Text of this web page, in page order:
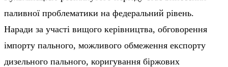
паливної проблематики на федеральний рівень.
Наради за участі вищого керівництва, обговорення
імпорту пального, можливого обмеження експорту
дизельного пального, коригування біржових